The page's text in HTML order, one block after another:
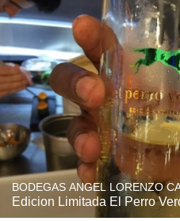
BODEGAS ANGEL LORENZO
Edicion Limitada El Perro